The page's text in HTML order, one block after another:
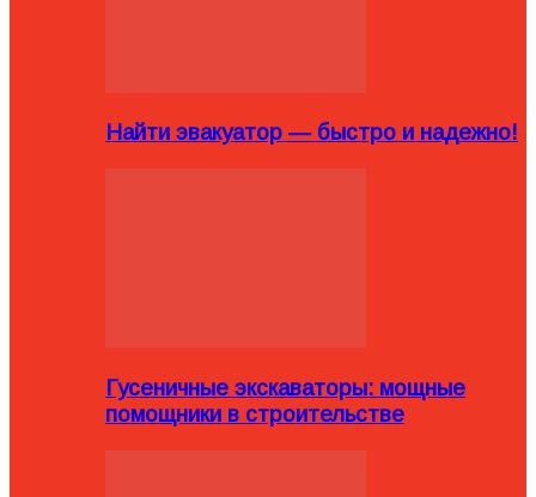
Найти эвакуатор — быстро и надежно!
Гусеничные экскаваторы: мощные
помощники в строительстве